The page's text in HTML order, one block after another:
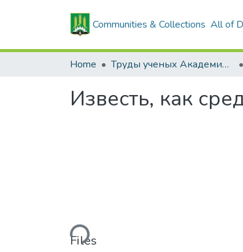
Communities & Collections All of
Home Труды ученых Академии (1855-1971)
Известь, как
Loading...
Files